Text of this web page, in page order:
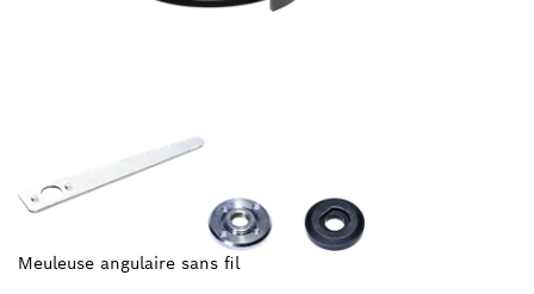
Meuleuse angulaire sans fil